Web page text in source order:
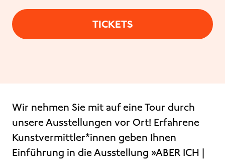
TICKETS
Wir nehmen Sie mit auf eine Tour durch
unsere Ausstellungen vor Ort! Erfahrene
Kunstvermittler*innen geben Ihnen
Einführung in die Ausstellung »ABER ICH |